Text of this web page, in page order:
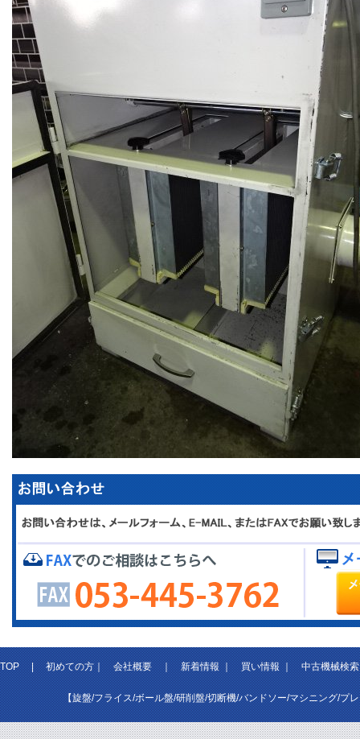
TOP|初めての方｜会社概要｜新着情報｜買い情報｜中古機械検索
【旋盤/フライス/ボール盤/研削盤/切断機/バンドソー/マシニング/プ